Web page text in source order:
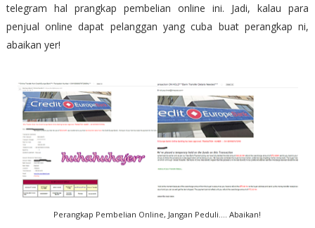
telegram hal prangkap pembelian online ini. Jadi, kalau para
penjual online dapat pelanggan yang cuba buat perangkap ni,
abaikan yer!
Perangkap Pembelian Online, Jangan Peduli.... Abaikan!